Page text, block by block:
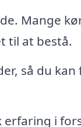
Mange
til at bestå.
så du kan
i